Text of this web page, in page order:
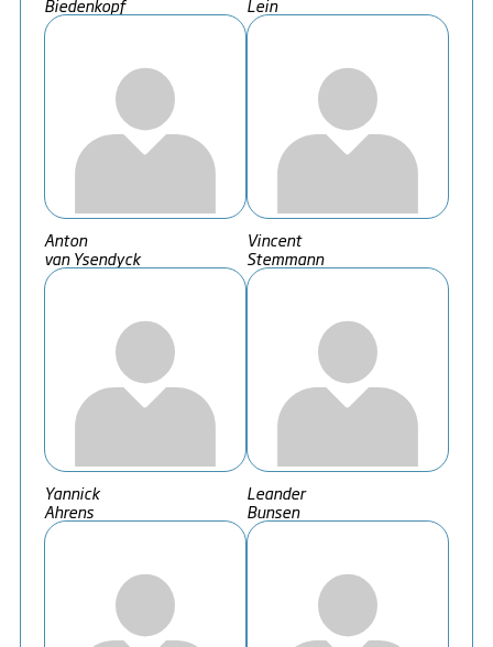
Biedenkopf
Lein
Anton
van Ysendyck
Vincent
Stemmann
Yannick
Ahrens
Leander
Bunsen